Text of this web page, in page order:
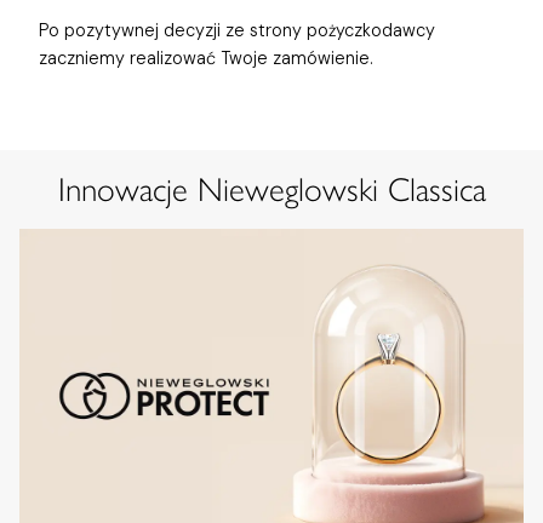
Po pozytywnej decyzji ze strony pożyczkodawcy
zaczniemy realizować Twoje zamówienie.
Innowacje Nieweglowski Classica